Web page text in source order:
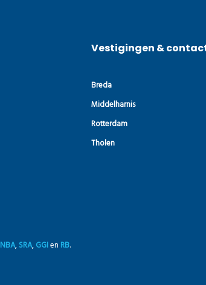
Vestigingen &
Breda
Middelharnis
Rotterdam
Tholen
NBA,SRA,GGIen RB.